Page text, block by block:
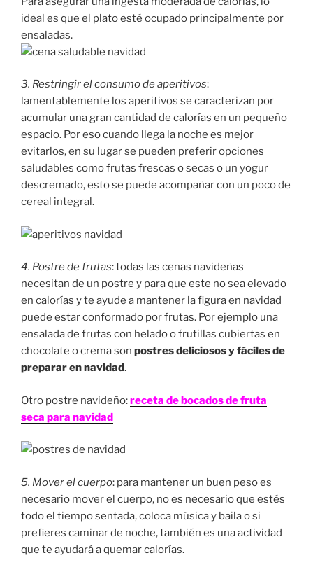
ideal es que el plato esté ocupado principalmente por
ensaladas.
3. Restringir el consumo de aperitivos:
lamentablemente los aperitivos se caracterizan por
acumular una gran cantidad de calorías en un pequeño
espacio. Por eso cuando llega la noche es mejor
evitarlos, en su lugar se pueden preferir opciones
saludables como frutas frescas o secas o un yogur
descremado, esto se puede acompañar con un poco de
cereal integral.
4. Postre de frutas: todas las cenas navideñas
necesitan de un postre y para que este no sea elevado
en calorías y te ayude a mantener la figura en navidad
puede estar conformado por frutas. Por ejemplo una
ensalada de frutas con helado o frutillas cubiertas en
chocolate o crema son postres deliciosos y fáciles de
preparar en navidad.
Otro postre navideño:receta de bocados de fruta
seca para navidad
5. Mover el cuerpo: para mantener un buen peso es
necesario mover el cuerpo, no es necesario que estés
todo el tiempo sentada, coloca música y baila o si
prefieres caminar de noche, también es una actividad
que te ayudará a quemar calorías.